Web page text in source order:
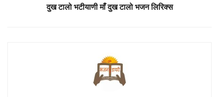
दुख टालो भटीयाणी माँ दुख टालो भजन लिरिक्स